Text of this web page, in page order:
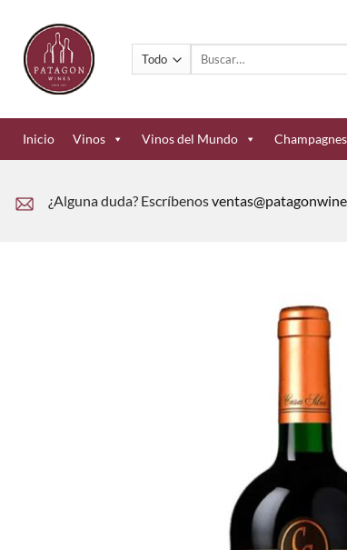
contenido
Buscar
Inicio Vinos Vinos del Mundo
¿Alguna duda? Escríbenos